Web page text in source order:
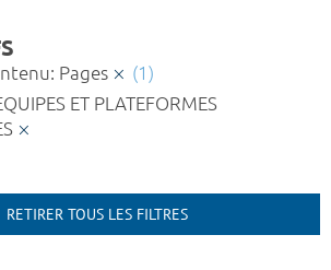
Pages
(1)
ET PLATEFORMES
RETIRER TOUS LES FILTRES